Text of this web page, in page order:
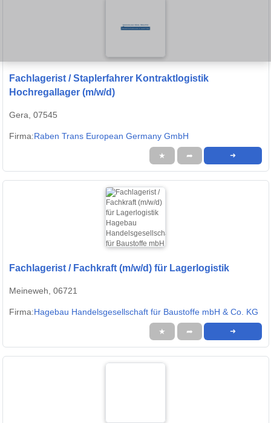
Fachlagerist / Staplerfahrer Kontraktlogistik
Hochregallager (m/w/d)
Gera, 07545
Firma:Raben Trans European Germany GmbH
★ ➦ ➜
Fachlagerist / Fachkraft (m/w/d) für Lagerlogistik
Meineweh, 06721
Firma:Hagebau Handelsgesellschaft für Baustoffe mbH & Co. KG
★ ➦ ➜